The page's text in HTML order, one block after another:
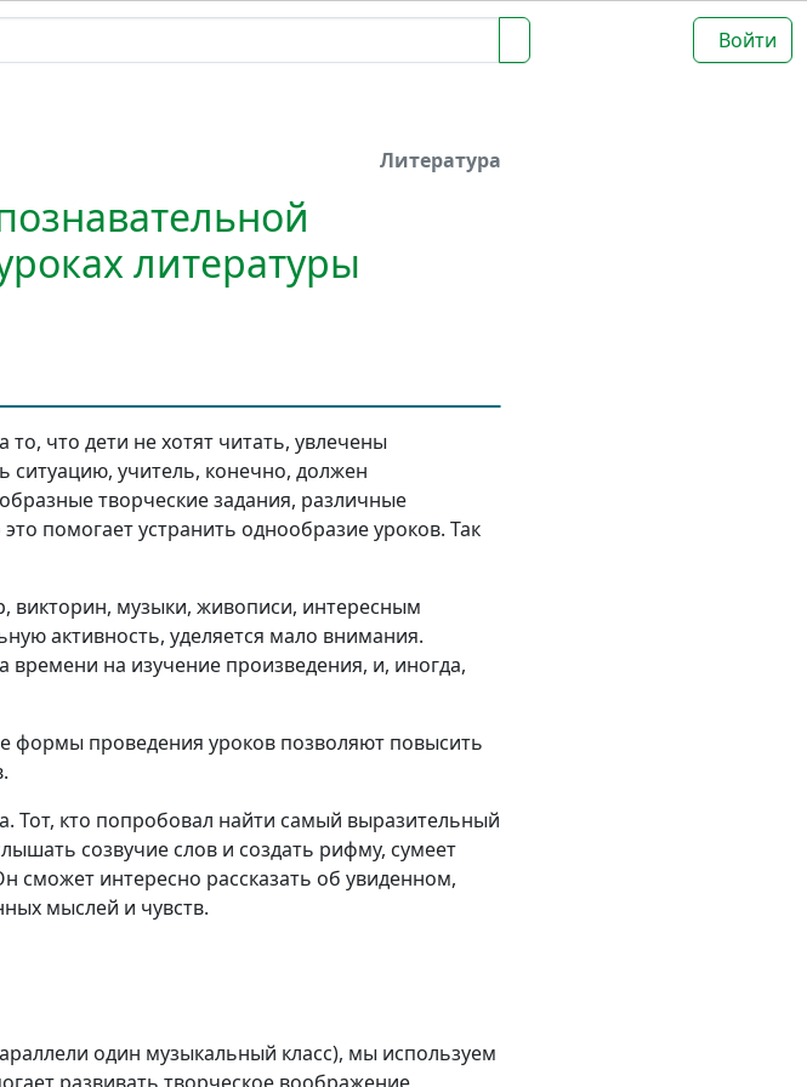
Войти
Литература
литературы
что дети не хотят читать, увлечены
учитель, конечно, должен
творческие задания, различные
помогает устранить однообразие уроков. Так
викторин, музыки, живописи, интересным
активность, уделяется мало внимания.
на изучение произведения, и, иногда,
формы проведения уроков позволяют повысить
Тот, кто попробовал найти самый выразительный
созвучие слов и создать рифму, сумеет
сможет интересно рассказать об увиденном,
мыслей и чувств.
один музыкальный класс), мы используем